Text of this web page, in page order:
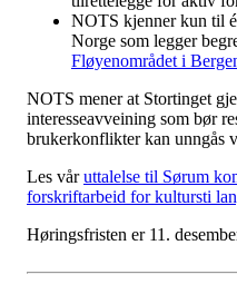
NOTS kjenner kun til
Norge som legger
Fløyenområdet i
NOTS mener at Stortinget
interesseavveining som bør
brukerkonflikter kan unngås
Les våruttalelse til Sørum
forskriftarbeid for kultursti
Høringsfristen er 11.